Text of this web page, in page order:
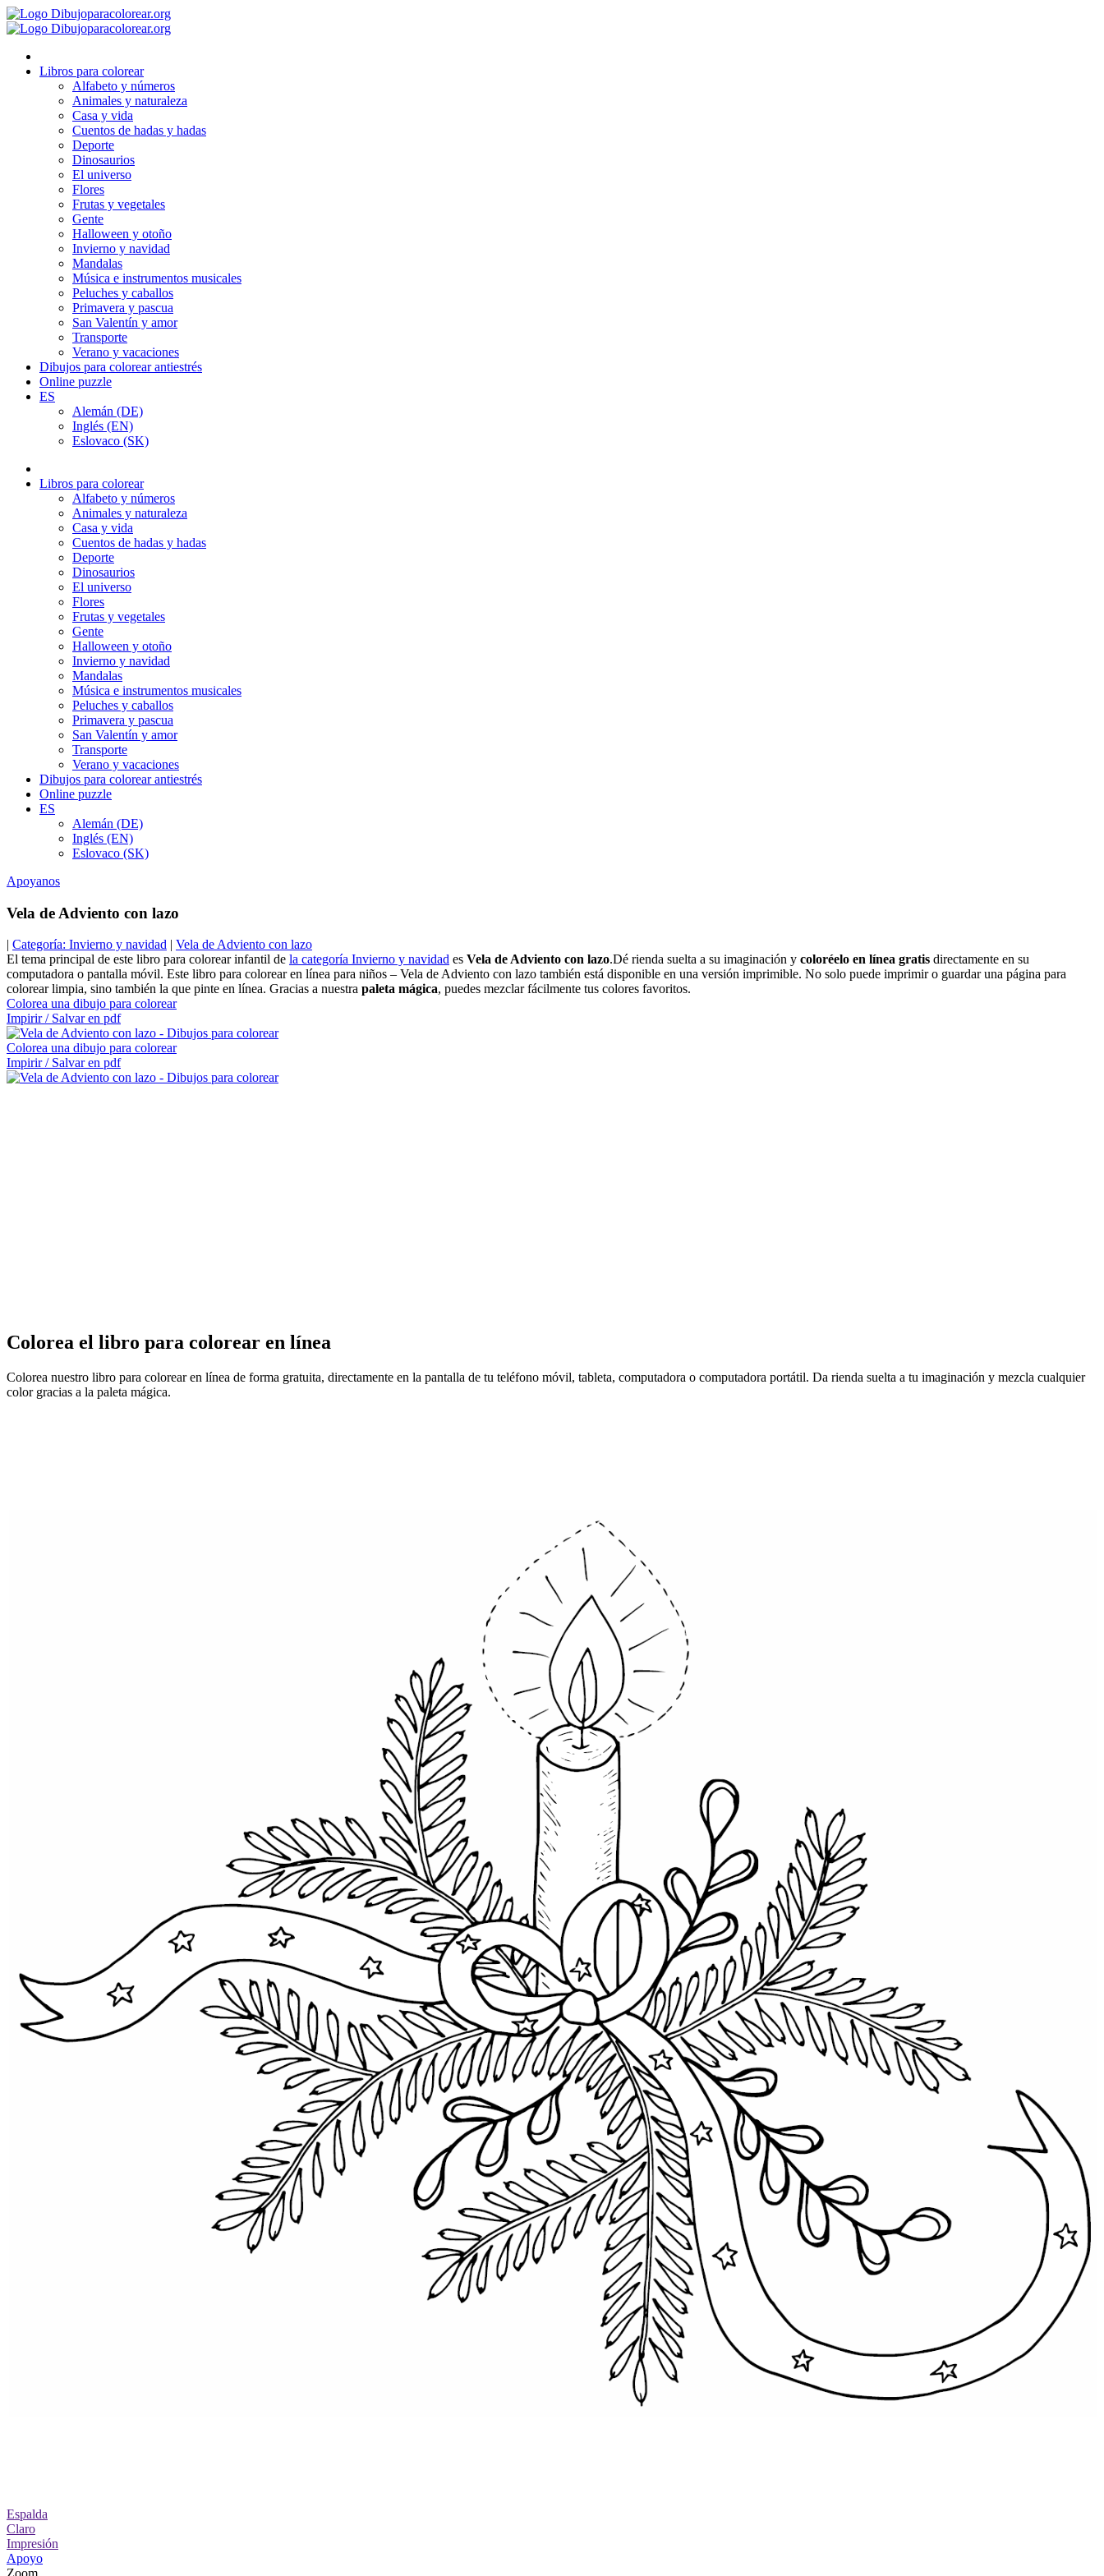
Ir
al
Libros para colorear
Alfabeto y números
Animales y naturaleza
Casa y vida
Cuentos de hadas y hadas
Deporte
Dinosaurios
El universo
Flores
Frutas y vegetales
Gente
Halloween y otoño
Invierno y navidad
Mandalas
Música e instrumentos musicales
Peluches y caballos
Primavera y pascua
San Valentín y amor
Transporte
Verano y vacaciones
Dibujos para colorear antiestrés
Online puzzle
ES
Alemán (DE)
Inglés (EN)
Eslovaco (SK)
Libros para colorear
Alfabeto y números
Animales y naturaleza
Casa y vida
Cuentos de hadas y hadas
Deporte
Dinosaurios
El universo
Flores
Frutas y vegetales
Gente
Halloween y otoño
Invierno y navidad
Mandalas
Música e instrumentos musicales
Peluches y caballos
Primavera y pascua
San Valentín y amor
Transporte
Verano y vacaciones
Dibujos para colorear antiestrés
Online puzzle
ES
Alemán (DE)
Inglés (EN)
Eslovaco (SK)
Apoyanos
Vela de Adviento con lazo
| Categoría: Invierno y navidad | Vela de Adviento con lazo
El tema principal de este libro para colorear infantil de la categoría Invierno y navidad es Vela de Adviento con lazo.Dé rienda suelta a su imaginación y coloréelo en línea gratis directamente en su
computadora o pantalla móvil. Este libro para colorear en línea para niños – Vela de Adviento con lazo también está disponible en una versión imprimible. No solo puede imprimir o guardar una página para
colorear limpia, sino también la que pinte en línea. Gracias a nuestra paleta mágica, puedes mezclar fácilmente tus colores favoritos.
Colorea una dibujo para colorear
Impirir / Salvar en pdf
Colorea una dibujo para colorear
Impirir / Salvar en pdf
Colorea el libro para colorear en línea
Colorea nuestro libro para colorear en línea de forma gratuita, directamente en la pantalla de tu teléfono móvil, tableta, computadora o computadora portátil. Da rienda suelta a tu imaginación y mezcla cualquier
color gracias a la paleta mágica.
Espalda
Claro
Impresión
Apoyo